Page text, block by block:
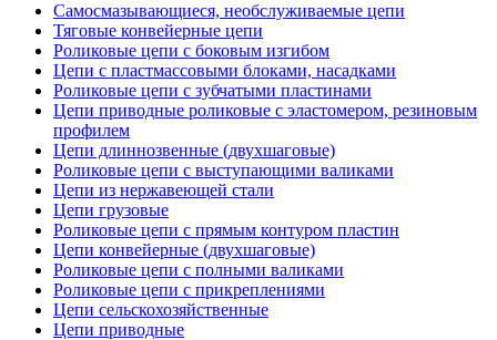
Самосмазывающиеся, необслуживаемые цепи
Тяговые конвейерные цепи
Роликовые цепи с боковым изгибом
Цепи с пластмассовыми блоками, насадками
Роликовые цепи с зубчатыми пластинами
Цепи приводные роликовые с эластомером, резиновым
профилем
Цепи длиннозвенные (двухшаговые)
Роликовые цепи с выступающими валиками
Цепи из нержавеющей стали
Цепи грузовые
Роликовые цепи с прямым контуром пластин
Цепи конвейерные (двухшаговые)
Роликовые цепи с полными валиками
Роликовые цепи с прикреплениями
Цепи сельскохозяйственные
Цепи приводные